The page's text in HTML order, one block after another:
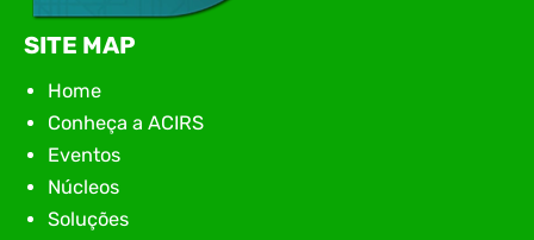
SITE MAP
Home
Conheça a ACIRS
Eventos
Núcleos
Soluções